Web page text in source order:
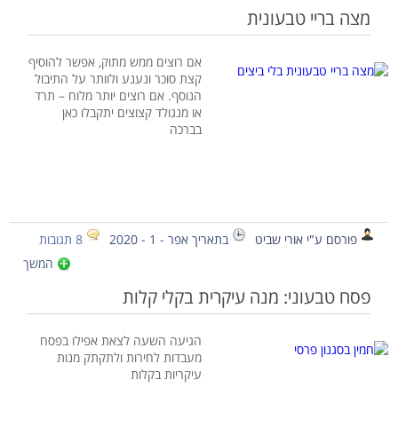
מצה בריי טבעונית
אם רוצים ממש מתוק, אפשר להוסיף
קצת סוכר ונענע ולוותר על התיבול
הנוסף. אם רוצים יותר מלוח – תרד
או מנגולד קצוצים יתקבלו כאן
בברכה
פורסם ע"י אורי שביט בתאריך אפר - 1 - 2020
8 תגובות
המשך
פסח טבעוני: מנה עיקרית בקלי קלות
הגיעה השעה לצאת אפילו בפסח
מעבדות לחירות ולתקתק מנות
עיקריות בקלות